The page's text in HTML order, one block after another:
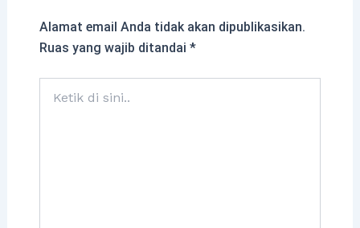
Alamat email Anda tidak akan dipublikasikan.
Ruas yang wajib ditandai *